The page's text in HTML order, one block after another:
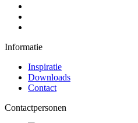
Informatie
Inspiratie
Downloads
Contact
Contactpersonen